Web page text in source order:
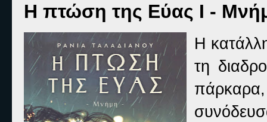
Η πτώση της Εύας Ι -
Η
τη